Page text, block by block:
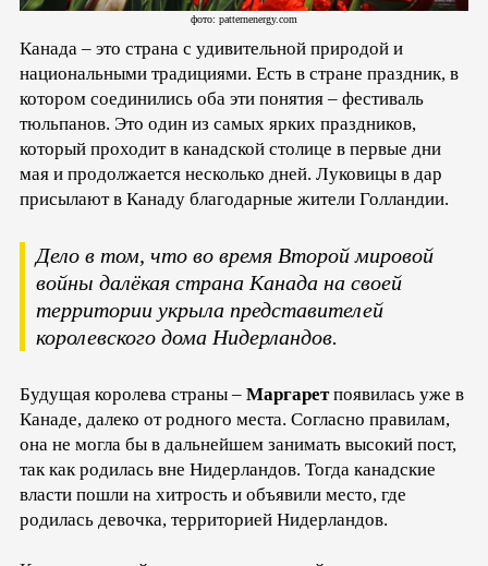
фото: patternenergy.com
Канада – это страна с удивительной природой и
национальными традициями. Есть в стране праздник, в
котором соединились оба эти понятия – фестиваль
тюльпанов. Это один из самых ярких праздников,
который проходит в канадской столице в первые дни
мая и продолжается несколько дней. Луковицы в дар
присылают в Канаду благодарные жители Голландии.
Дело в том, что во время Второй мировой
войны далёкая страна Канада на своей
территории укрыла представителей
королевского дома Нидерландов.
Будущая королева страны – Маргаретпоявилась уже в
Канаде, далеко от родного места. Согласно правилам,
она не могла бы в дальнейшем занимать высокий пост,
так как родилась вне Нидерландов. Тогда канадские
власти пошли на хитрость и объявили место, где
родилась девочка, территорией Нидерландов.